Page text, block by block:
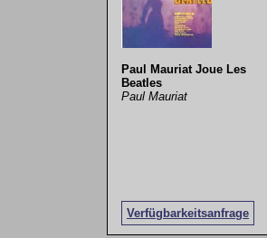
Paul Mauriat Joue Les
Beatles
Paul Mauriat
Verfügbarkeitsanfrage